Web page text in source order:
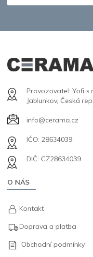
Provozovatel: Yofi
Jablunkov, Česká
info@cerama.cz
IČO: 28634039
DIČ: CZ28634039
O NÁS
Kontakt
Doprava a platba
Obchodní podmínky